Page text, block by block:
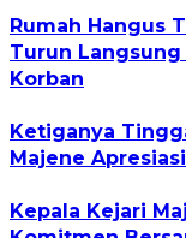
Rumah Hangus
Turun
Korban
Ketiganya
Majene
Kepala Kejari